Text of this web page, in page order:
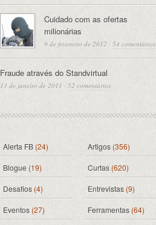
Cuidado com as ofertas
milionárias
9 de fevereiro de 2012 · 54 comentários
Fraude através do Standvirtual
13 de janeiro de 2011 · 52 comentários
Alerta FB(24) Artigos (356)
Blogue (19) Curtas (620)
Desafios (4) Entrevistas (9)
Eventos(27) Ferramentas(64)